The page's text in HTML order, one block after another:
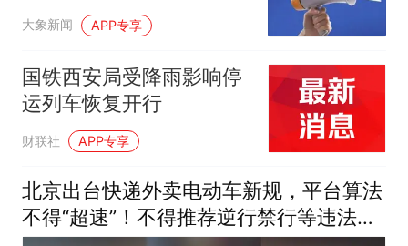
大
大象新闻 APP专享
国铁西安局受降雨影响停
运列车恢复开行
财联社 APP专享
北京出台快递外卖电动车新规，平台算法
不得“超速”！不得推荐逆行禁行等违法路